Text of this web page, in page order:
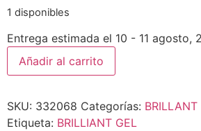
1 disponibles
Entrega estimada el 10 - 11 agosto,
Añadir al carrito
SKU: 332068 Categorías: BRILLANT
Etiqueta: BRILLIANT GEL